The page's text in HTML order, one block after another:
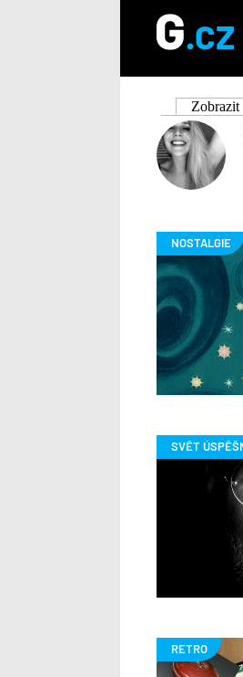
Hlavní
záložky
Zobrazit